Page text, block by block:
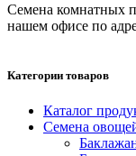
Семена комнатных
нашем офисе по
Категории товаров
Каталог
Семена